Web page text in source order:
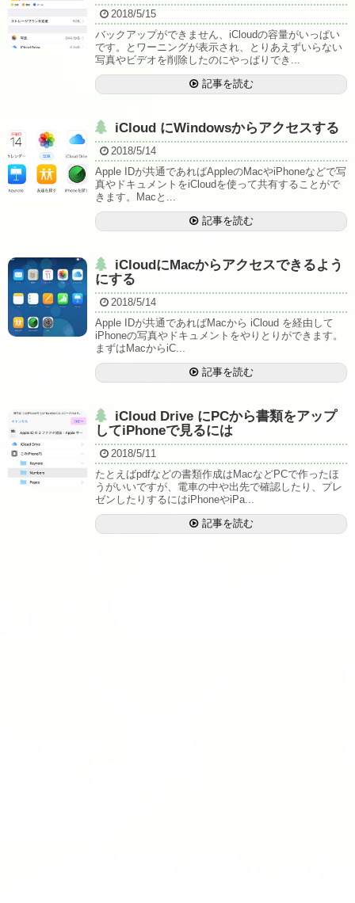
2018/5/15
バックアップができません、iCloudの容量がいっぱい
です。とワーニングが表示され、とりあえずいらない
写真やビデオを削除したのにやっぱりでき...
記事を読む
iCloud にWindowsからアクセスする
2018/5/14
Apple IDが共通であればAppleのMacやiPhoneなどで写
真やドキュメントをiCloudを使って共有することがで
きます。Macと...
記事を読む
iCloudにMacからアクセスできるよう
にする
2018/5/14
Apple IDが共通であればMacから iCloud を経由して
iPhoneの写真やドキュメントをやりとりができます。
まずはMacからiC...
記事を読む
iCloud Drive にPCから書類をアップ
してiPhoneで見るには
2018/5/11
たとえばpdfなどの書類作成はMacなどPCで作ったほ
うがいいですが、電車の中や出先で確認したり、プレ
ゼンしたりするにはiPhoneやiPa...
記事を読む